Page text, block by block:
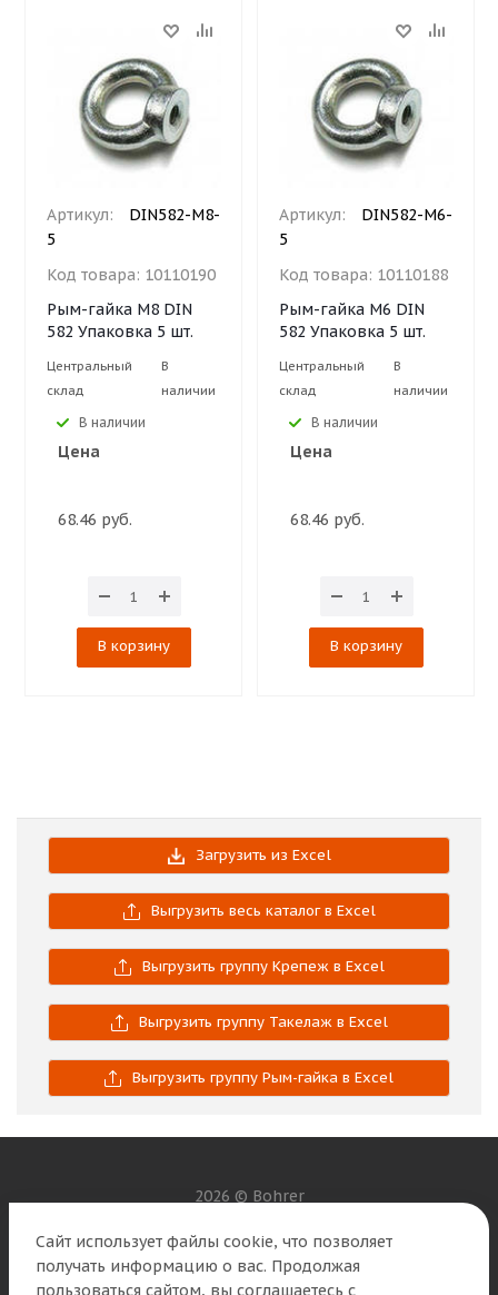
Артикул:
DIN582-М8-
5
Код товара: 10110190
Рым-гайка М8 DIN
582 Упаковка 5 шт.
Центральный
склад
В
наличии
В наличии
Цена
68.46 руб.
В корзину
Артикул:
DIN582-М6-
5
Код товара: 10110188
Рым-гайка М6 DIN
582 Упаковка 5 шт.
Центральный
склад
В
наличии
В наличии
Цена
68.46 руб.
В корзину
Загрузить из Excel
Выгрузить весь каталог в Excel
Выгрузить группу Крепеж в Excel
Выгрузить группу Такелаж в Excel
Выгрузить группу Рым-гайка в Excel
2026 © Bohrer
Наши контакты
Сайт использует файлы cookie, что позволяет
получать информацию о вас. Продолжая
пользоваться сайтом, вы соглашаетесь с